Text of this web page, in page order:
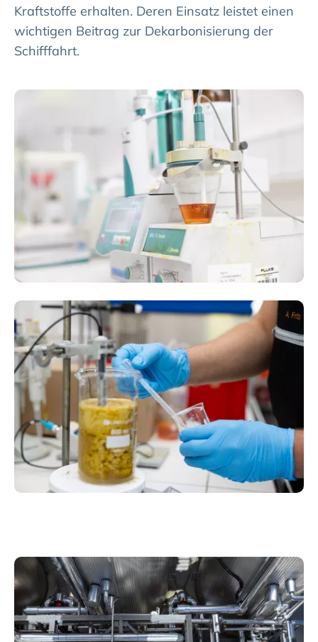
Kraftstoffe erhalten. Deren Einsatz leistet einen
wichtigen Beitrag zur Dekarbonisierung der
Schifffahrt.